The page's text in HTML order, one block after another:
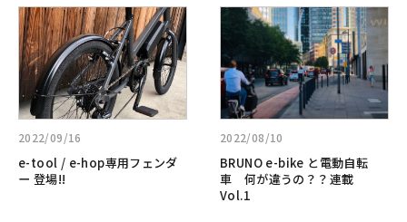
ル
祭/
大
井
川
公
式
モ
ビ
リ
テ
2022/09/16
e-tool / e-hop専用フェンダ
ー 登場!!
詳
し
く
見
る:e-
tool
/
e-
hop
2022/08/10
BRUNO e-bike と電動自転
車 何が違うの？？連載
Vol.1
詳
し
く
見
る:BRUNO
e-
bike
と
電
動